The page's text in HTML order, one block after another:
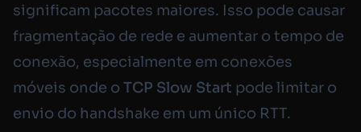
significam pacotes maiores. Isso pode causar
fragmentação de rede e aumentar o tempo de
conexão, especialmente em conexões
móveis onde o TCP Slow Start pode limitar o
envio do handshake em um único RTT.